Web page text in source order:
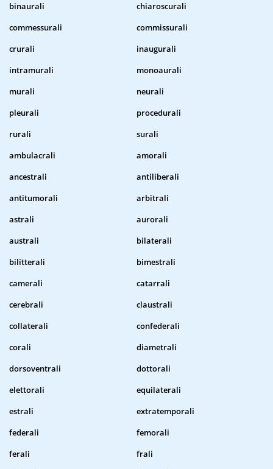
binaurali
chiaroscurali
commessurali
commissurali
crurali
inaugurali
intramurali
monoaurali
murali
neurali
pleurali
procedurali
rurali
surali
ambulacrali
amorali
ancestrali
antiliberali
antitumorali
arbitrali
astrali
aurorali
australi
bilaterali
bilitterali
bimestrali
camerali
catarrali
cerebrali
claustrali
collaterali
confederali
corali
diametrali
dorsoventrali
dottorali
elettorali
equilaterali
estrali
extratemporali
federali
femorali
ferali
frali